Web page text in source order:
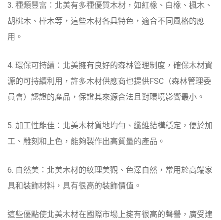
3. 種類豐富：北美有多種優質木材，如紅橡、白橡、楓木、
胡桃木、樺木等，這些木材各具特色，適合不同風格的應
用。
4. 環保可持續：北美擁有良好的森林管理制度，確保木材資
源的可持續利用，許多木材供應商也提供FSC（森林管理委
員會）認證的產品，保證其來源合法且對環境影響最小。
5. 加工性能佳：北美木材質地均勻、纖維結構穩定，便於加
工、雕刻和上色，能夠製作出高質量的產品。
6. 自然美：北美木材的紋理美觀、色澤自然，常用於高端家
具和裝飾材料，具有很高的裝飾價值。
這些優點使北美木材在國際市場上擁有很高的聲譽，廣受建